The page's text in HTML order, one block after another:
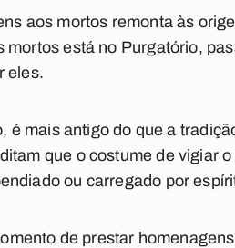
aos mortos remonta às
mortos está no Purgatório,
eles.
é mais antigo do que a
que o costume de vigiar
ou carregado por
de prestar